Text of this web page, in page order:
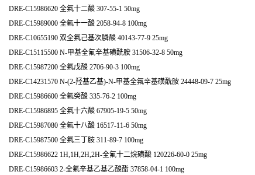
DRE-C15986620 全氟十二酸 307-55-1 50mg
DRE-C15989000 全氟十一酸 2058-94-8 100mg
DRE-C10655190 双全氟己基次膦酸 40143-77-9 25mg
DRE-C15115500 N-甲基全氟辛基磺酰胺 31506-32-8 50mg
DRE-C15987200 全氟戊酸 2706-90-3 100mg
DRE-C14231570 N-(2-羟基乙基)-N-甲基全氟辛基磺酰胺 24448-09-7 25mg
DRE-C15986600 全氟癸酸 335-76-2 100mg
DRE-C15986895 全氟十六酸 67905-19-5 50mg
DRE-C15987080 全氟十八酸 16517-11-6 50mg
DRE-C15987500 全氟三丁胺 311-89-7 100mg
DRE-C15986622 1H,1H,2H,2H-全氟十二烷磺酸 120226-60-0 25mg
DRE-C15986603 2-全氟辛基乙基乙酸酯 37858-04-1 100mg